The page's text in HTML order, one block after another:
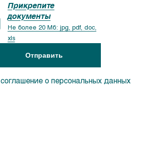
Прикрепите
документы
Не более 20 Мб: jpg, pdf, doc,
xls
Отправить
соглашение о персональных данных